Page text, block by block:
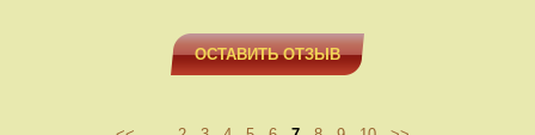
ОСТАВИТЬ ОТЗЫВ